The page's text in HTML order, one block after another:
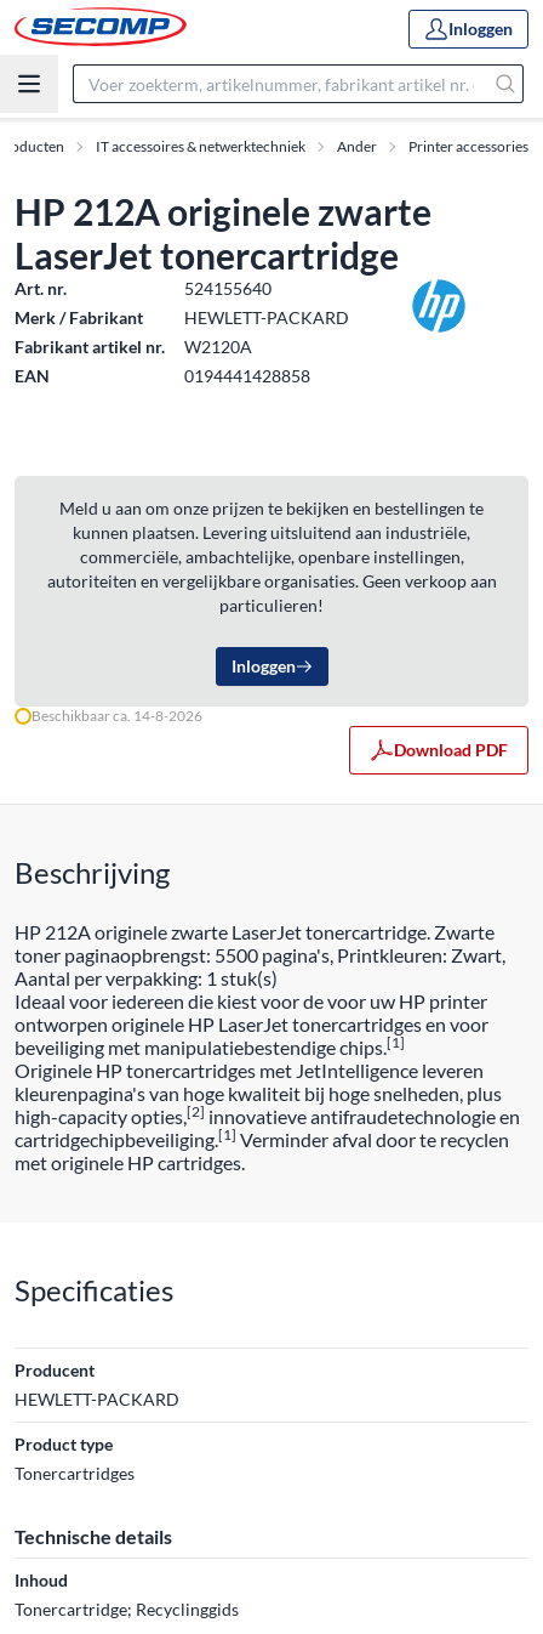
Inloggen
IT accessoires & netwerktechniek Ander Printer accessories
HP 212A originele zwarte
LaserJet tonercartridge
Art. nr.
524155640
Merk / Fabrikant
HEWLETT-PACKARD
Fabrikant artikel nr.
W2120A
EAN
0194441428858
Meld u aan om onze prijzen te bekijken en bestellingen te
kunnen plaatsen. Levering uitsluitend aan industriële,
commerciële, ambachtelijke, openbare instellingen,
autoriteiten en vergelijkbare organisaties. Geen verkoop aan
particulieren!
Inloggen
Beschikbaar ca. 14-8-2026
Download PDF
Beschrijving
HP 212A originele zwarte LaserJet tonercartridge. Zwarte
toner paginaopbrengst: 5500 pagina's, Printkleuren: Zwart,
Aantal per verpakking: 1 stuk(s)
Ideaal voor iedereen die kiest voor de voor uw HP printer
ontworpen originele HP LaserJet tonercartridges en voor
beveiliging met manipulatiebestendige chips.[1]
Originele HP tonercartridges met JetIntelligence leveren
kleurenpagina's van hoge kwaliteit bij hoge snelheden, plus
high-capacity opties,[2] innovatieve antifraudetechnologie en
cartridgechipbeveiliging.[1] Verminder afval door te recyclen
met originele HP cartridges.
Specificaties
Producent
HEWLETT-PACKARD
Product type
Tonercartridges
Technische details
Inhoud
Tonercartridge; Recyclinggids